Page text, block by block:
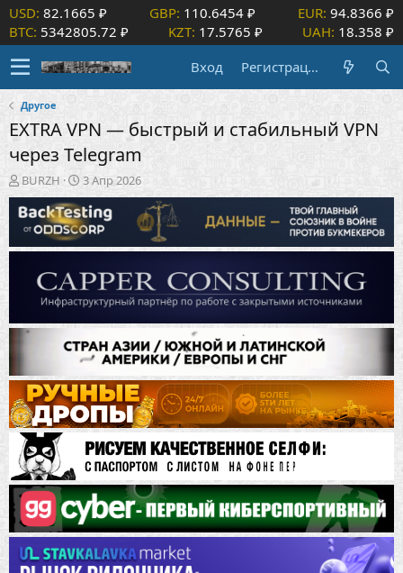
USD: 82.1665 ₽ GBP: 110.6454 ₽ EUR: 94.8366 ₽
BTC: 5342805.72 ₽ KZT: 17.5765 ₽ UAH: 18.358 ₽
Вход
Регистрация
Другое
EXTRA VPN — быстрый и стабильный VPN
через Telegram
А
в
т
о
р
BURZH
Д
а
т
а
н
ч
а
л
а
3 Апр 2026